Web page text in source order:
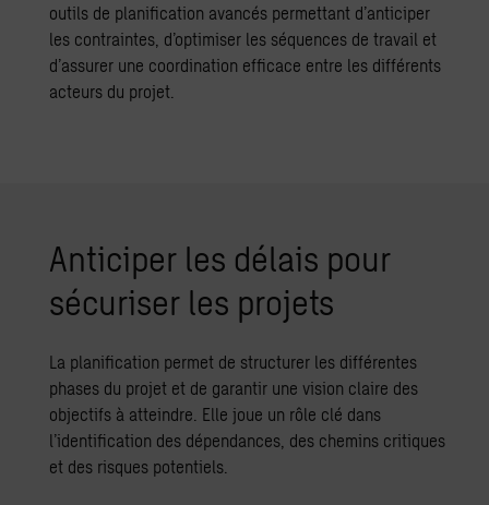
outils de planification avancés permettant d’anticiper
les contraintes, d’optimiser les séquences de travail et
d’assurer une coordination efficace entre les différents
acteurs du projet.
Anticiper les délais pour
sécuriser les projets
La planification permet de structurer les différentes
phases du projet et de garantir une vision claire des
objectifs à atteindre. Elle joue un rôle clé dans
l’identification des dépendances, des chemins critiques
et des risques potentiels.